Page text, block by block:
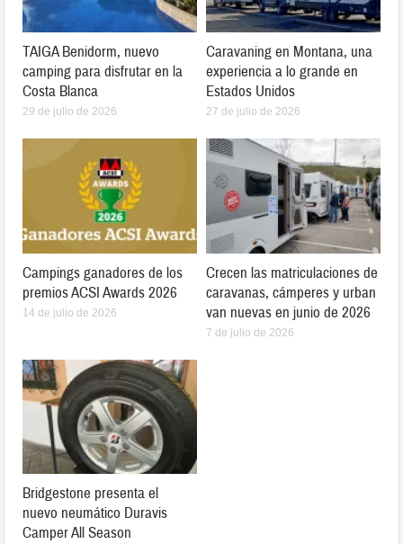
TAIGA Benidorm, nuevo
camping para disfrutar en la
Costa Blanca
29 de julio de 2026
Caravaning en Montana, una
experiencia a lo grande en
Estados Unidos
27 de julio de 2026
Campings ganadores de los
premios ACSI Awards 2026
14 de julio de 2026
Crecen las matriculaciones de
caravanas, cámperes y urban
van nuevas en junio de 2026
7 de julio de 2026
Bridgestone presenta el
nuevo neumático Duravis
Camper All Season